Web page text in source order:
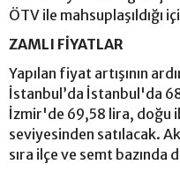
ÖTV ile mahsuplaşıldığı
ZAMLI FİYATLAR
Yapılan fiyat artışının
İstanbul’da İstanbul'da
İzmir'de 69,58 lira, doğu
seviyesinden satılacak.
sıra ilçe ve semt